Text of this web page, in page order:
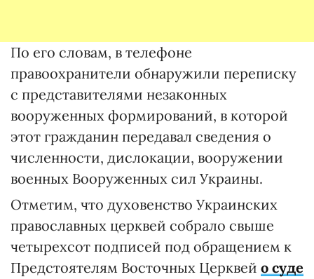
По его словам, в телефоне
правоохранители обнаружили переписку
с представителями незаконных
вооруженных формирований, в которой
этот гражданин передавал сведения о
численности, дислокации, вооружении
военных Вооруженных сил Украины.
Отметим, что духовенство Украинских
православных церквей собрало свыше
четырехсот подписей под обращением к
Предстоятелям Восточных Церквей о суде